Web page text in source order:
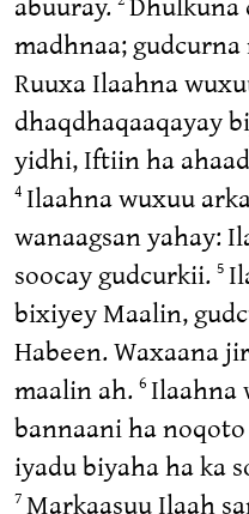
madhnaa;
Ruuxa Ilaahna
dhaqdhaqaaqayay
yidhi, Iftiin ha
4 Ilaahna wuxuu
wanaagsan yahay:
soocay gudcurkii. 5
bixiyey Maalin,
Habeen. Waxaana
maalin ah. 6 Ilaahna
bannaani ha
iyadu biyaha ha ka
7 Markaasuu Ilaah